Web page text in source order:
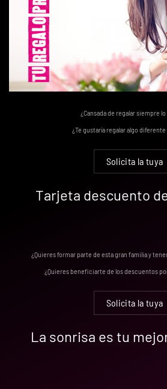
¿Cansada de regalar siempre
¿Te gustaría regalar algo diferente
Solicita la tuya
Tarjeta descuento
¿Quieres formar parte de esta gran familia y
¿Quieres beneficiarte de los descuentos
Solicita la tuya
La sonrisa es tu